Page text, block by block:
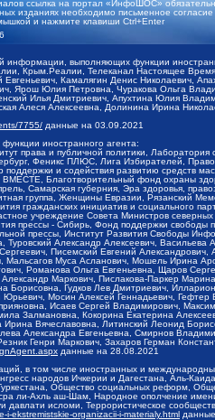
ссылка на портал «ИнфоШОС»
изданиях необходимо письменное
и нажмите клавиши Ctrl+Enter
информации, выполняющих функции
Крым.Реалии, Телеканал Настоящее
Камалягин Денис Николаевич,
Ярош Юлия Петровна, Чуракова Ольга
Илья Дмитриевич, Апухтина Юлия
Алеся Алексеевна, Долинина Ирина
7755/ данные на 03.09.2021
иностранного агента:
права и публичной политики,
Феникс ПЛЮС, Лига Избирателей,
и содействия развитию средств
Благотворительный фонд охраны
Самарская губерния, Эра здоровья,
группа, Женщины Евразии, Рязанский
гражданских инициатив и социального
учреждение Совета Министров северных
прессы - Сибирь, Фонд поддержки
прессы, Институт Развития Свободы
Александр Алексеевич,
Писемский Евгений
Мальсагов Муса Асланович, Мошель Ирина
Романова Ольга Евгеньевна, Щаров
Маркович, Пислакова-Паркер
Борисовна, Гудков Лев Дмитриевич,
Мосин Алексей Геннадьевич,
Исаев Сергей Владимирович,
Залмановна, Кокорина Екатерина
Ирина Вячеславовна, Литинский Леонид
Александра Евгеньевна, Смирнов
Генри Маркович, Захаров Герман
данные на 28.08.2021
в том числе иностранных и
народов Ичкерии и Дагестана, Аль-
Общество социальных реформ,
ли-Ахль аш-Шам, Народное ополчение
давлати исломи, Террористическое
i-ekstremistskie-organizacii-i-materialy.html